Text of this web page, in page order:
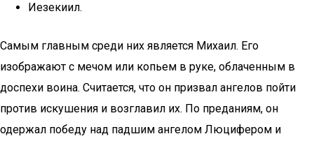
Иезекиил.
Самым главным среди них является Михаил. Его
изображают с мечом или копьем в руке, облаченным в
доспехи воина. Считается, что он призвал ангелов пойти
против искушения и возглавил их. По преданиям, он
одержал победу над падшим ангелом Люцифером и